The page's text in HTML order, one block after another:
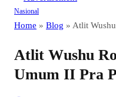
Nasional
Home » Blog » Atlit
Atlit Wushu
Umum II Pra